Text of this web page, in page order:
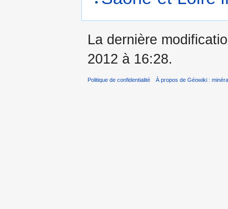
La dernière
2012 à 16:28.
Politique de confidentialité À propos de Géowiki :